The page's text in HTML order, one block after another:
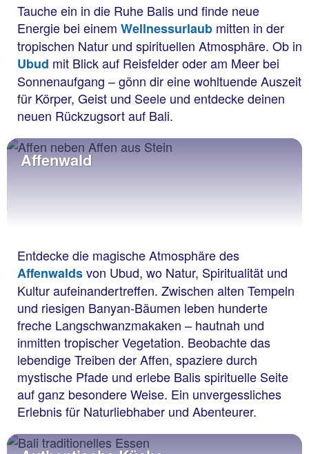
Tauche ein in die Ruhe Balis und finde neue
Energie bei einem Wellnessurlaub mitten in der
tropischen Natur und spirituellen Atmosphäre. Ob in
Ubud mit Blick auf Reisfelder oder am Meer bei
Sonnenaufgang – gönn dir eine wohltuende Auszeit
für Körper, Geist und Seele und entdecke deinen
neuen Rückzugsort auf Bali.
Affenwald
Entdecke die magische Atmosphäre des
Affenwaldsvon Ubud, wo Natur, Spiritualität und
Kultur aufeinandertreffen. Zwischen alten Tempeln
und riesigen Banyan-Bäumen leben hunderte
freche Langschwanzmakaken – hautnah und
inmitten tropischer Vegetation. Beobachte das
lebendige Treiben der Affen, spaziere durch
mystische Pfade und erlebe Balis spirituelle Seite
auf ganz besondere Weise. Ein unvergessliches
Erlebnis für Naturliebhaber und Abenteurer.